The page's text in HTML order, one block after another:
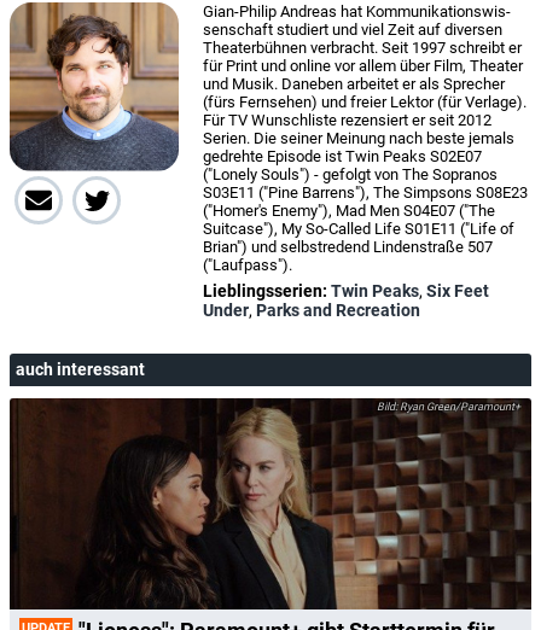
Gian-Philip Andreas hat Kom­mu­ni­ka­tions­wis­
sen­schaft studiert und viel Zeit auf diversen
Theaterbühnen verbracht. Seit 1997 schreibt er
für Print und online vor allem über Film, Theater
und Musik. Daneben arbeitet er als Sprecher
(fürs Fernsehen) und freier Lektor (für Verlage).
Für TV Wunschliste rezensiert er seit 2012
Serien. Die seiner Meinung nach beste jemals
gedrehte Episode ist Twin Peaks S02E07
("Lonely Souls") ­- gefolgt von The Sopranos
S03E11 ("Pine Barrens"), The Simpsons S08E23
("Homer's Enemy"), Mad Men S04E07 ("The
Suitcase"), My So-Called Life S01E11 ("Life of
Brian") und selbstredend Lindenstraße 507
("Laufpass").
Lieblingsserien: Twin Peaks, Six Feet
Under, Parks and Recreation
auch interessant
Ryan Green/Paramount+